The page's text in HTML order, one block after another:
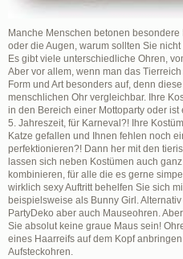
Manche Menschen betonen
oder die Augen, warum sollten Sie
Es gibt viele unterschiedliche Ohren,
Aber vor allem, wenn man das
Form und Art besonders auf, denn
menschlichen Ohr vergleichbar. Ihre
in den Bereich einer Mottoparty oder
5. Jahreszeit, für Karneval?! Ihre
Katze gefallen und Ihnen fehlen noch
perfektionieren?! Dann her mit den
lassen sich neben Kostümen auch
kombinieren, für alle die es gerne
wirklich sexy Auftritt behelfen Sie sich
beispielsweise als Bunny Girl.
PartyDeko aber auch Mauseohren.
Sie absolut keine graue Maus sein!
eines Haarreifs auf dem Kopf
Aufsteckohren.